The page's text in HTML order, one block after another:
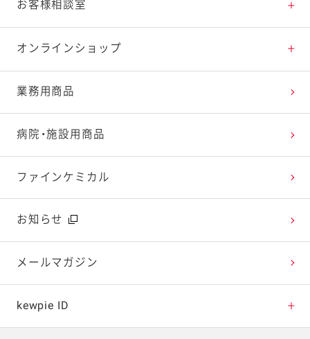
料理の基本
特集レシピ
レシピランキング
レシピ動画
今日のレシピギャラリー
新商品・リニューアル品一覧
販売終了商品一覧
体験・エンタメトップ
マヨテラス（見学施設）
オープンキッチン（工場見学）
深谷テラス ヤサイな仲間たちファーム
おたのしみコンテンツ
広告ギャラリー
テレビ・ラジオ
キャンペーン・イベント
お客様相談室
お客様相談室トップ
よくお寄せいただくご質問
お客様の声を活かしました
オンラインショップ
Qummy
キユーピーウエルネス
業務用商品
病院・施設用商品
ファインケミカル
お知らせ
メールマガジン
kewpie ID